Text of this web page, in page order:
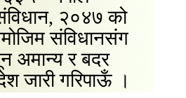
२०४७ को
संविधानसंग
अमान्य र बदर
जारी गरिपाऊँ ।